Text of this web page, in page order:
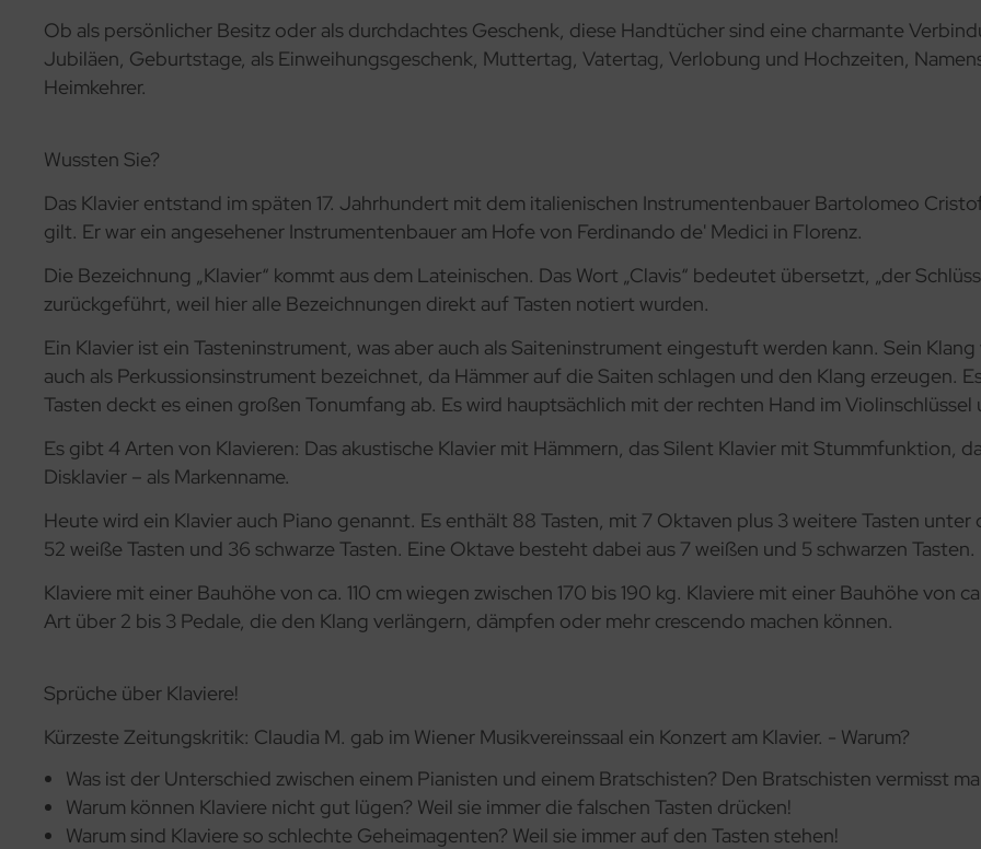
Ob als persönlicher Besitz oder als durchdachtes Geschenk, diese Handtücher sind eine charmante
Jubiläen, Geburtstage, als Einweihungsgeschenk, Muttertag, Vatertag, Verlobung und Hochzeiten,
Heimkehrer.
Wussten Sie?
Das Klavier entstand im späten 17. Jahrhundert mit dem italienischen Instrumentenbauer Bartolomeo
gilt. Er war ein angesehener Instrumentenbauer am Hofe von Ferdinando de' Medici in Florenz.
Die Bezeichnung „Klavier“ kommt aus dem Lateinischen. Das Wort „Clavis“ bedeutet übersetzt, „der
zurückgeführt, weil hier alle Bezeichnungen direkt auf Tasten notiert wurden.
Ein Klavier ist ein Tasteninstrument, was aber auch als Saiteninstrument eingestuft werden kann. Sein
auch als Perkussionsinstrument bezeichnet, da Hämmer auf die Saiten schlagen und den Klang erzeugen.
Tasten deckt es einen großen Tonumfang ab. Es wird hauptsächlich mit der rechten Hand im
Es gibt 4 Arten von Klavieren: Das akustische Klavier mit Hämmern, das Silent Klavier mit Stummfunktion,
Disklavier – als Markenname.
Heute wird ein Klavier auch Piano genannt. Es enthält 88 Tasten, mit 7 Oktaven plus 3 weitere Tasten
52 weiße Tasten und 36 schwarze Tasten. Eine Oktave besteht dabei aus 7 weißen und 5 schwarzen Tasten.
Klaviere mit einer Bauhöhe von ca. 110 cm wiegen zwischen 170 bis 190 kg. Klaviere mit einer Bauhöhe von
Art über 2 bis 3 Pedale, die den Klang verlängern, dämpfen oder mehr crescendo machen können.
Sprüche über Klaviere!
Kürzeste Zeitungskritik: Claudia M. gab im Wiener Musikvereinssaal ein Konzert am Klavier. - Warum?
Was ist der Unterschied zwischen einem Pianisten und einem Bratschisten? Den Bratschisten vermisst
Warum können Klaviere nicht gut lügen? Weil sie immer die falschen Tasten drücken!
Warum sind Klaviere so schlechte Geheimagenten? Weil sie immer auf den Tasten stehen!